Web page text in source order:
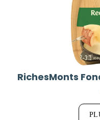
RichesMonts